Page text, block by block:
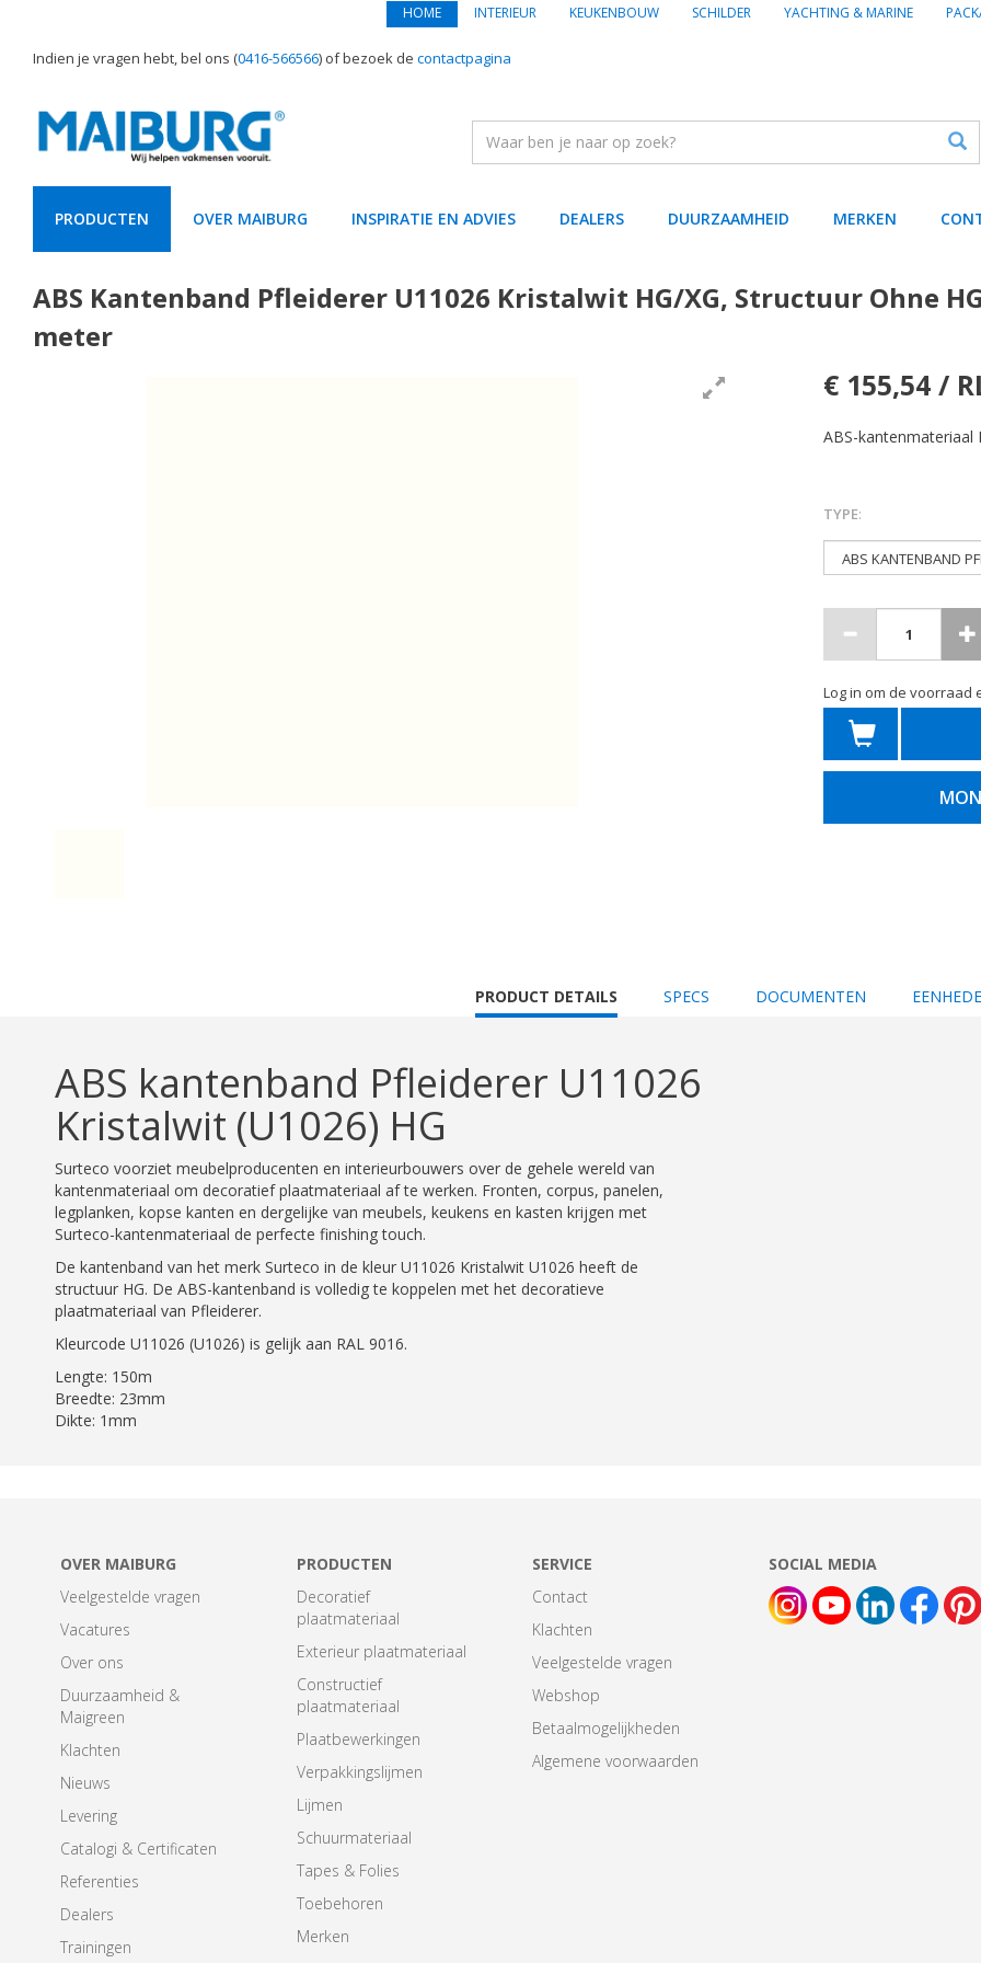
HOME INTERIEUR KEUKENBOUW SCHILDER YACHTING & MARINE
Indien je vragen hebt, bel ons (0416-566566) of bezoek de contactpagina
PRODUCTEN OVER MAIBURG INSPIRATIE EN ADVIES DEALERS DUURZAAMHEID MERKEN
ABS Kantenband Pfleiderer U11026 Kristalwit HG/XG, Structuur Ohne
meter
€ 155,54 /
ABS-kantenmateriaal
TYPE:
Log in om de
CURRENT
TAB:
PRODUCT DETAILS SPECS DOCUMENTEN
ABS kantenband Pfleiderer U11026
Kristalwit (U1026) HG
Surteco voorziet meubelproducenten en interieurbouwers over de gehele wereld van
kantenmateriaal om decoratief plaatmateriaal af te werken. Fronten, corpus, panelen,
legplanken, kopse kanten en dergelijke van meubels, keukens en kasten krijgen met
Surteco-kantenmateriaal de perfecte finishing touch.
De kantenband van het merk Surteco in de kleur U11026 Kristalwit U1026 heeft de
structuur HG. De ABS-kantenband is volledig te koppelen met het decoratieve
plaatmateriaal van Pfleiderer.
Kleurcode U11026 (U1026) is gelijk aan RAL 9016.
Lengte: 150m
Breedte: 23mm
Dikte: 1mm
OVER MAIBURG
Veelgestelde vragen
Vacatures
Over ons
Duurzaamheid &
Maigreen
Klachten
Nieuws
Levering
Catalogi & Certificaten
Referenties
Dealers
Trainingen
PRODUCTEN
Decoratief
plaatmateriaal
Exterieur plaatmateriaal
Constructief
plaatmateriaal
Plaatbewerkingen
Verpakkingslijmen
Lijmen
Schuurmateriaal
Tapes & Folies
Toebehoren
Merken
SERVICE
Contact
Klachten
Veelgestelde vragen
Webshop
Betaalmogelijkheden
Algemene voorwaarden
SOCIAL MEDIA